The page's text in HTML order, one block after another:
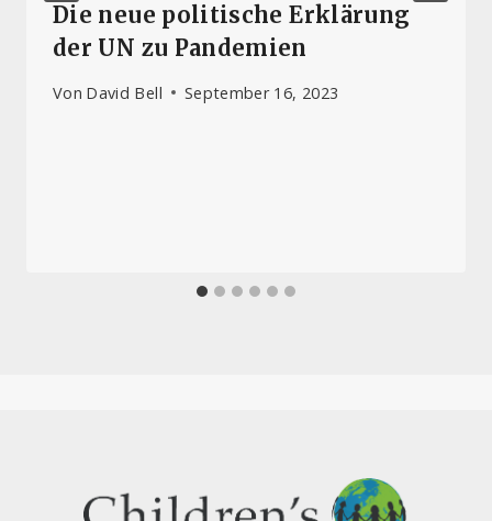
Die neue politische Erklärung
der UN zu Pandemien
Von David Bell September 16, 2023